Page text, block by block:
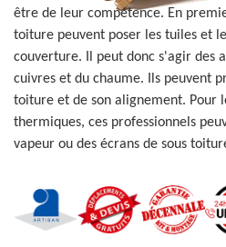
être de leur compétence. En
toiture peuvent poser les tuiles et
couverture. Il peut donc s'agir des
cuivres et du chaume. Ils peuvent
toiture et de son alignement. Pour
thermiques, ces professionnels
vapeur ou des écrans de sous